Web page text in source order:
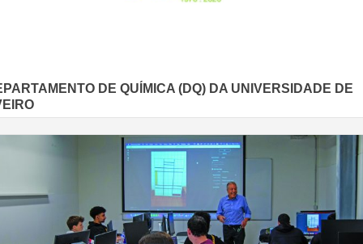
DE QUÍMICA (DQ) DA UNIVERSIDADE DE